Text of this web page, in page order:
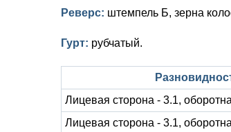
Реверс: штемпель Б, зерна
Гурт: рубчатый.
Лицевая сторона - 3.1,
Лицевая сторона - 3.1,